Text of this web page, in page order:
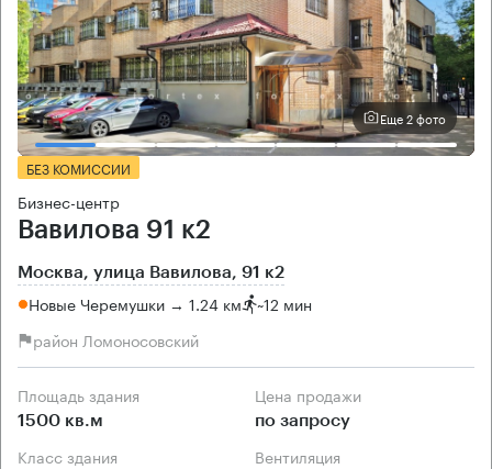
Еще 2 фото
БЕЗ КОМИССИИ
Бизнес-центр
Вавилова 91 к2
Москва, улица Вавилова, 91 к2
Новые Черемушки → 1.24 км ~12 мин
район Ломоносовский
Площадь здания
1500 кв.м
Цена продажи
по запросу
Класс здания Вентиляция